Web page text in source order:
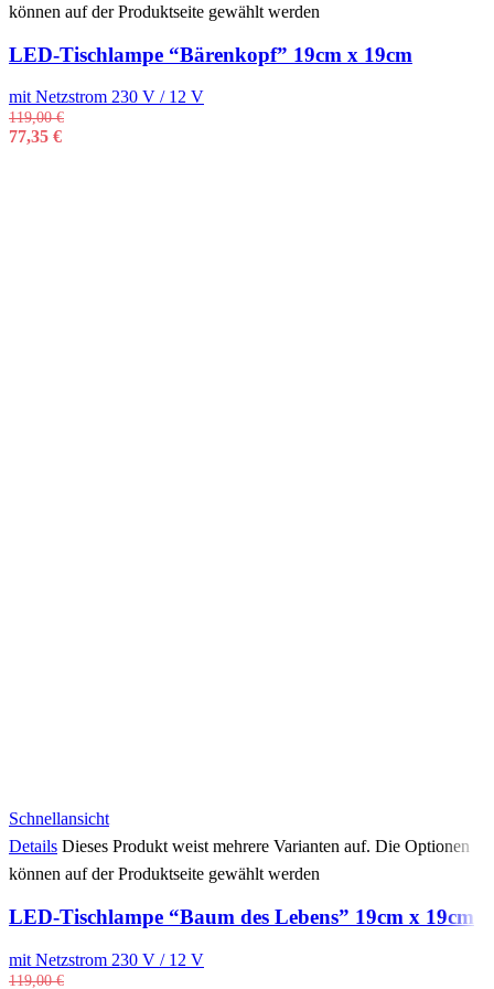
können auf der Produktseite gewählt werden
LED-Tischlampe “Bärenkopf” 19cm x 19cm
mit Netzstrom 230 V / 12 V
119,00€
77,35 €
Schnellansicht
Details Dieses Produkt weist mehrere Varianten auf. Die Optionen
können auf der Produktseite gewählt werden
LED-Tischlampe “Baum des Lebens” 19cm x 19cm
mit Netzstrom 230 V / 12 V
119,00€